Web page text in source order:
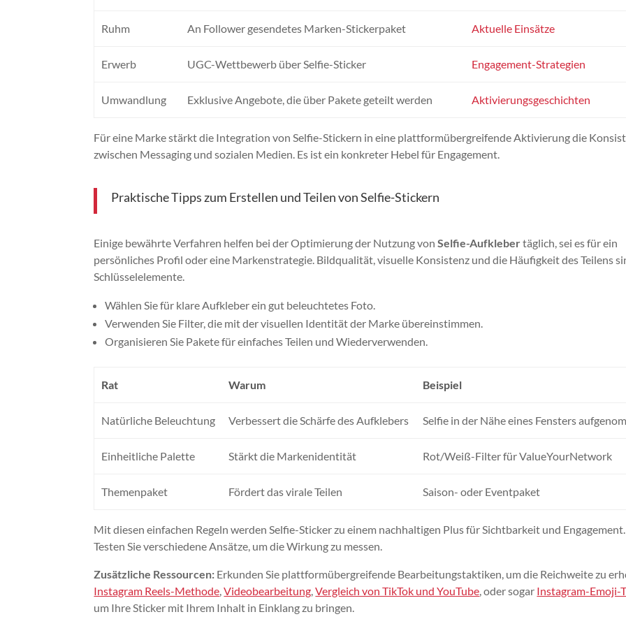
Ruhm An Follower gesendetes Marken-Stickerpaket Aktuelle Einsätze
Erwerb UGC-Wettbewerb über Selfie-Sticker Engagement-Strategien
Umwandlung Exklusive Angebote, die über Pakete geteilt werden Aktivierungsgeschichten
Für eine Marke stärkt die Integration von Selfie-Stickern in eine plattformübergreifende Aktivierung die
zwischen Messaging und sozialen Medien. Es ist ein konkreter Hebel für Engagement.
Praktische Tipps zum Erstellen und Teilen von Selfie-Stickern
Einige bewährte Verfahren helfen bei der Optimierung der Nutzung vonSelfie-Aufklebertäglich, sei es für ein
persönliches Profil oder eine Markenstrategie. Bildqualität, visuelle Konsistenz und die Häufigkeit des Teilens
Schlüsselelemente.
Wählen Sie für klare Aufkleber ein gut beleuchtetes Foto.
Verwenden Sie Filter, die mit der visuellen Identität der Marke übereinstimmen.
Organisieren Sie Pakete für einfaches Teilen und Wiederverwenden.
Rat Warum Beispiel
Natürliche Beleuchtung Verbessert die Schärfe des Aufklebers Selfie in der Nähe eines Fensters
Einheitliche Palette Stärkt die Markenidentität Rot/Weiß-Filter für ValueYourNetwork
Themenpaket Fördert das virale Teilen Saison- oder Eventpaket
Mit diesen einfachen Regeln werden Selfie-Sticker zu einem nachhaltigen Plus für Sichtbarkeit und Engagement.
Testen Sie verschiedene Ansätze, um die Wirkung zu messen.
Zusätzliche Ressourcen: Erkunden Sie plattformübergreifende Bearbeitungstaktiken, um die Reichweite zu
Instagram Reels-Methode,Videobearbeitung,Vergleich von TikTok und YouTube, oder sogar Instagram-Emoji-
um Ihre Sticker mit Ihrem Inhalt in Einklang zu bringen.